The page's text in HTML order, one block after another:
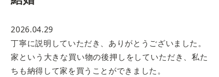
2026.04.29
丁寧に説明していただき、ありがとうございました。
家という大きな買い物の後押しをしていただき、私た
ちも納得して家を買うことができました。